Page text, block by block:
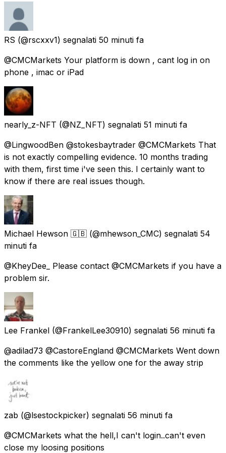
RS (@rscxxv1) segnalati 50 minuti fa
@CMCMarkets Your platform is down , cant log in on
phone , imac or iPad
nearly_z-NFT (@NZ_NFT) segnalati 51 minuti fa
@LingwoodBen @stokesbaytrader @CMCMarkets That
is not exactly compelling evidence. 10 months trading
with them, first time i've seen this. I certainly want to
know if there are real issues though.
Michael Hewson 🇬🇧 (@mhewson_CMC) segnalati 54
minuti fa
@KheyDee_ Please contact @CMCMarkets if you have a
problem sir.
Lee Frankel (@FrankelLee30910) segnalati 56 minuti fa
@adilad73 @CastoreEngland @CMCMarkets Went down
the comments like the yellow one for the away strip
zab (@lsestockpicker) segnalati 56 minuti fa
@CMCMarkets what the hell,I can't login..can't even
close my loosing positions